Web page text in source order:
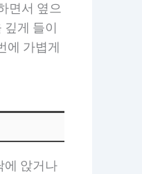
면서 옆으
게 들이
에 가볍게
에 앉거나